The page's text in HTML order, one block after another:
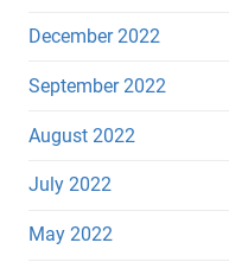
December 2022
September 2022
August 2022
July 2022
May 2022